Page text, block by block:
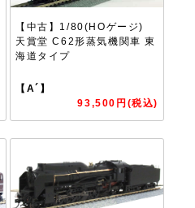
【中古】1/80(HOゲージ)
天賞堂 C62形蒸気機関車 東
海道タイプ
【A´】
93,500円(税込)